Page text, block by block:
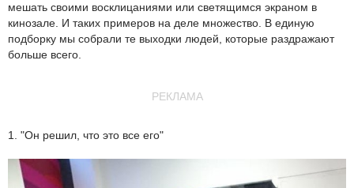
мешать своими восклицаниями или светящимся экраном в
кинозале. И таких примеров на деле множество. В единую
подборку мы собрали те выходки людей, которые раздражают
больше всего.
РЕКЛАМА
1. "Он решил, что это все его"